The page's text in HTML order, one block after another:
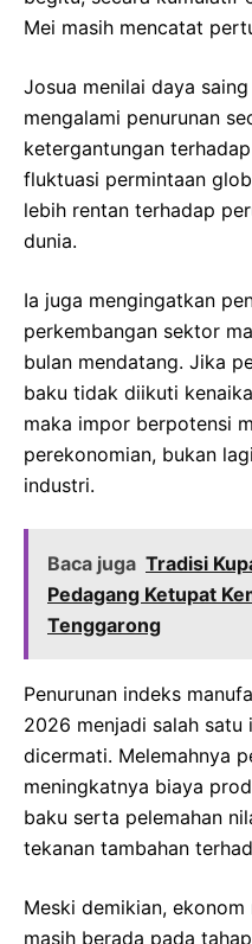
Mei masih mencatat
Josua menilai daya
mengalami penurunan
ketergantungan
fluktuasi permintaan
lebih rentan terhadap
dunia.
Ia juga mengingatkan
perkembangan sektor
bulan mendatang. Jika
baku tidak diikuti
maka impor berpotensi
perekonomian, bukan
industri.
Baca juga Tradisi
Pedagang Ketupat
Tenggarong
Penurunan indeks
2026 menjadi salah
dicermati. Melemahnya
meningkatnya biaya
baku serta pelemahan
tekanan tambahan
Meski demikian,
masih berada pada